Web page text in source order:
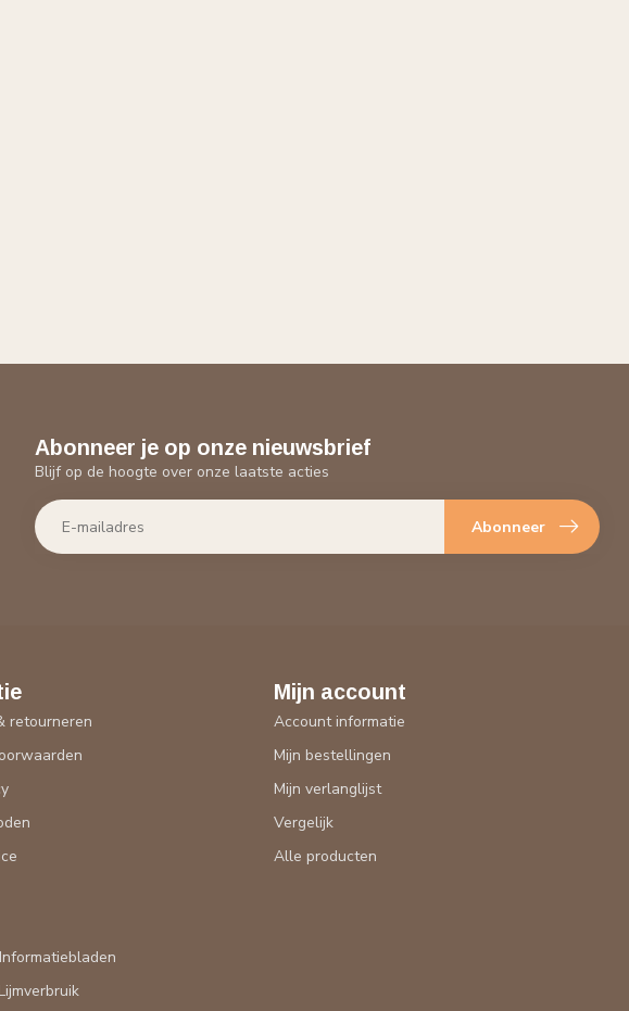
Abonneer je op onze nieuwsbrief
Blijf op de hoogte over onze laatste acties
Abonneer
retourneren
Mijn account
Account informatie
Mijn bestellingen
Mijn verlanglijst
Vergelijk
Alle producten